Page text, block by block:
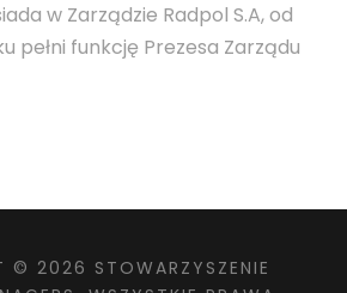
w Zarządzie Radpol S.A, od
pełni funkcję Prezesa Zarządu
© 2026 STOWARZYSZENIE